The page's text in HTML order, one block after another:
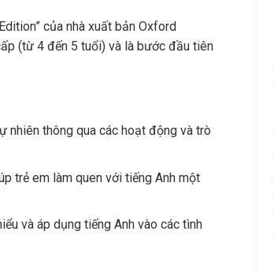
của nhà xuất bản Oxford
(từ 4 đến 5 tuổi) và là bước đầu tiên
nhiên thông qua các hoạt động và trò
trẻ em làm quen với tiếng Anh một
và áp dụng tiếng Anh vào các tình